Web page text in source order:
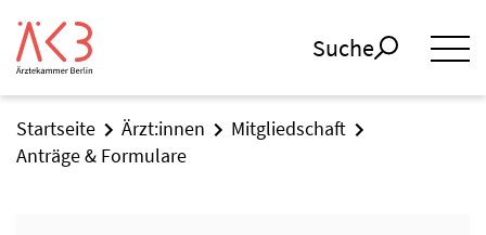
Suche
Startseite Ärzt:innen
Mitgliedschaft
Anträge & Formulare